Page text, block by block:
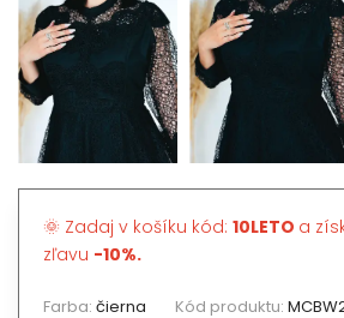
🌞 Zadaj v košíku kód: 10LETO a
zľavu -10%.
Farba: čierna Kód produktu: